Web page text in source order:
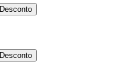
Desconto
Desconto